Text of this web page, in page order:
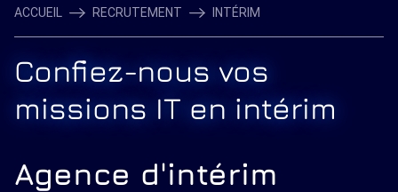
ACCUEIL RECRUTEMENT INTÉRIM
Confiez-nous vos
missions IT en intérim
Agence d'intérim